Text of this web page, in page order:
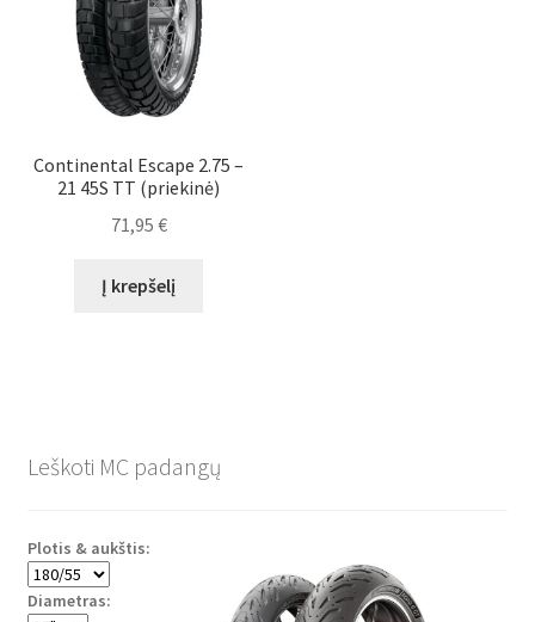
Continental Escape 2.75 –
21 45S TT (priekinė)
71,95 €
Į krepšelį
Leškoti MC padangų
Plotis & aukštis:
Diametras: